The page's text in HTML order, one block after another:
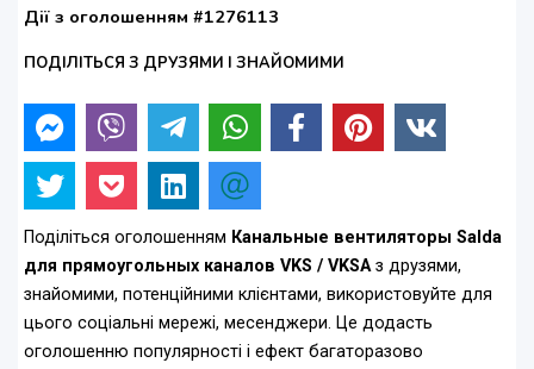
Дії з оголошенням #1276113
ПОДІЛІТЬСЯ З ДРУЗЯМИ І ЗНАЙОМИМИ
Поділіться оголошенням Канальные вентиляторы Salda
для прямоугольных каналов VKS / VKSAз друзями,
знайомими, потенційними клієнтами, використовуйте для
цього соціальні мережі, месенджери. Це додасть
оголошенню популярності і ефект багаторазово